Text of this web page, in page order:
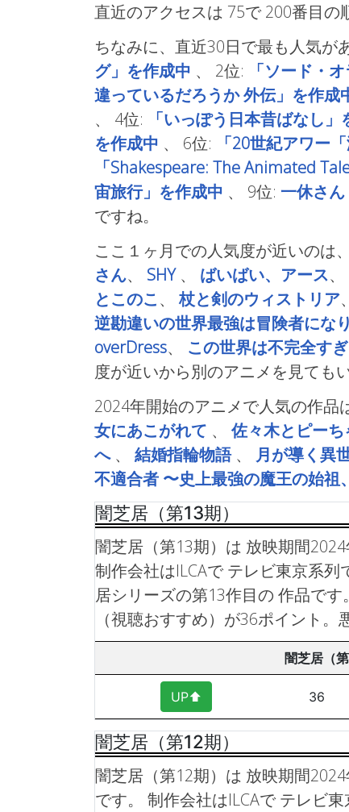
直近のアクセスは 75で200番目の
ちなみに、直近30日で最も人気が
グ」を作成中 、 2位:
「ソード・
違っているだろうか 外伝」を作成
、 4位: 「いっぽう日本昔ばなし」
を作成中 、 6位: 「20世紀アワー
「Shakespeare: The Animated
宙旅行」を作成中 、 9位: 一休さん
ですね。
ここ１ヶ月での人気度が近いのは、
さん、 SHY 、 ばいばい、アース、
とこのこ、杖と剣のウィストリア、
逆勘違いの世界最強は冒険者にな
overDress、 この世界は不完全す
度が近いから別のアニメを見ても
2024年開始のアニメで人気の作品
女にあこがれて 、 佐々木とピーち
へ 、 結婚指輪物語、 月が導く異
不適合者 〜史上最強の魔王の始
闇芝居（第13期）
闇芝居（第13期）は 放映期間
制作会社はILCAで テレビ東京系
居シリーズの第13作目の 作品です。
（視聴おすすめ）が36ポイント。
闇芝居（
UP⬆︎ 36
闇芝居（第12期）
闇芝居（第12期）は 放映期間
です。 制作会社はILCAで テレビ